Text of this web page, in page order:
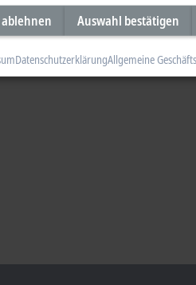
Auswahl bestätigen
DatenschutzerklärungAllgemeine